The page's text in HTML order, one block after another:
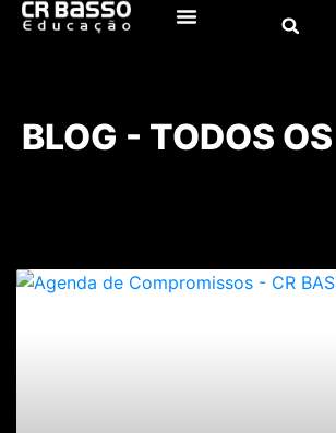
BLOG - TODOS